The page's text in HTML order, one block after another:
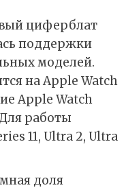
циферблат
поддержки
моделей.
на Apple Watch
Apple Watch
работы
11, Ultra 2, Ultra
доля